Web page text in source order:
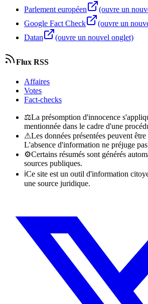
Parlement européen
(ouvre un
Google Fact Check
(ouvre un
Datan
(ouvre un nouvel onglet)
Flux RSS
Affaires
Votes
Fact-checks
⚖La présomption d'innocence
mentionnée dans le cadre d'une
⚠Les données présentées peuvent
L'absence d'information ne préjuge
⚙Certains résumés sont générés
sources publiques.
ℹCe site est un outil d'information
une source juridique.